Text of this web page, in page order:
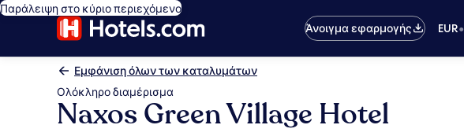
Παράλειψη στο κύριο περιεχόμενο
Άνοιγμα εφαρμογής
EUR•
Εμφάνιση όλων των καταλυμάτων
Ολόκληρο διαμέρισμα
Naxos Green Village Hotel